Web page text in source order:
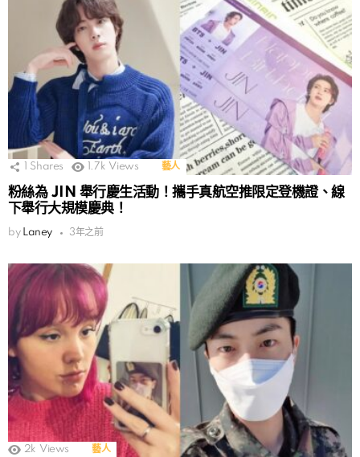
Shares 1.7k Views 藝人
粉絲為 JIN 舉行慶生活動！攜手真航空推限定登機證、線
下舉行大規模慶典！
by Laney 3年之前
2k Views 藝人